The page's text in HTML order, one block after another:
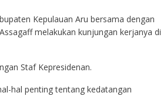
Kepulauan Aru bersama dengan
melakukan kunjungan kerjanya di
Staf Kepresidenan.
hal penting tentang kedatangan